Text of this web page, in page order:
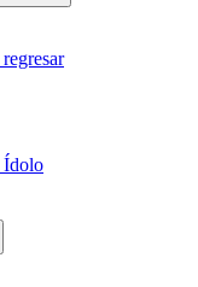
regresar
Ídolo